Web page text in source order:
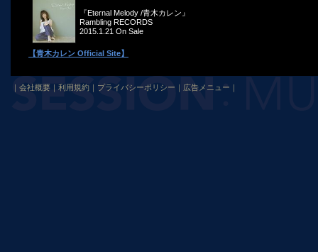
『Eternal Melody /青木カレン』
Rambling RECORDS
2015.1.21 On Sale
【青木カレン Official Site】
｜ 会社概要 ｜ 利用規約 ｜ プライバシーポリシー ｜ 広告メニュー ｜